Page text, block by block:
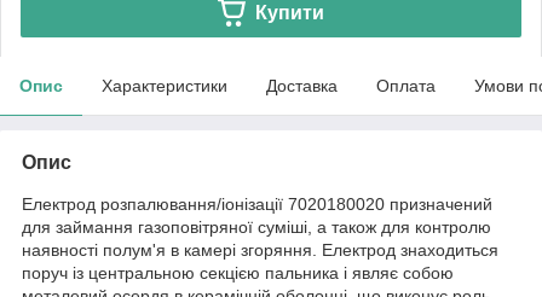
Купити
Опис Характеристики Доставка Оплата Умови
Опис
Електрод розпалювання/іонізації 7020180020 призначений
для займання газоповітряної суміші, а також для контролю
наявності полум'я в камері згоряння. Електрод знаходиться
поруч із центральною секцією пальника і являє собою